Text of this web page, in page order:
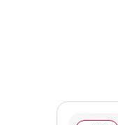
tenis nike